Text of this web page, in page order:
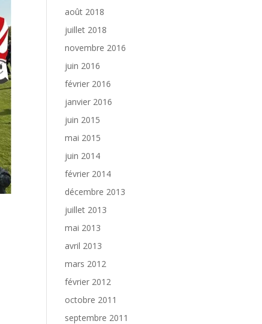
août 2018
juillet 2018
novembre 2016
juin 2016
février 2016
janvier 2016
juin 2015
mai 2015
juin 2014
février 2014
décembre 2013
juillet 2013
mai 2013
avril 2013
mars 2012
février 2012
octobre 2011
septembre 2011